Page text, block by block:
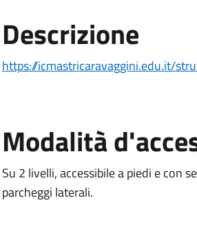
Descrizione
https://icmastricaravaggini.edu.it/
Modalità
Su 2 livelli, accessibile a piedi e con
parcheggi laterali.